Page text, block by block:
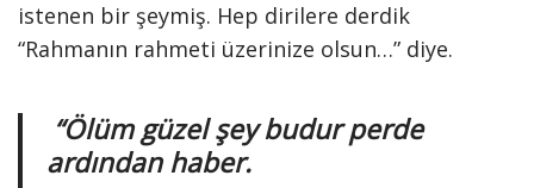
istenen bir şeymiş. Hep dirilere derdik
“Rahmanın rahmeti üzerinize olsun…” diye.
“Ölüm güzel şey budur perde
ardından haber.